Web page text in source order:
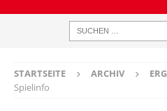
STARTSEITE ARCHIV
Spielinfo